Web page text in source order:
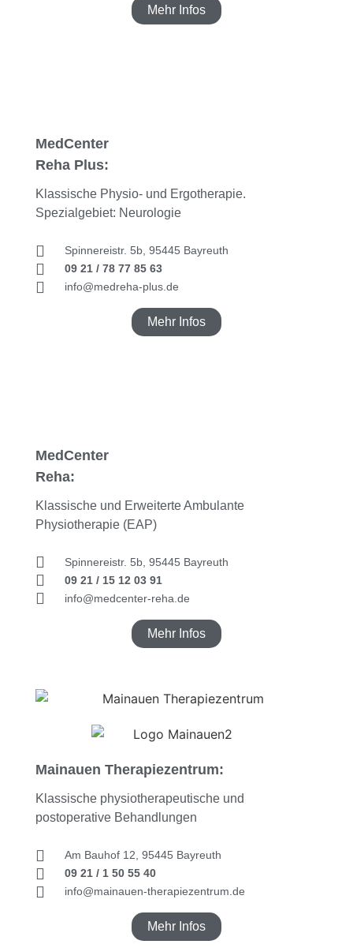
Mehr Infos
MedCenter
Reha Plus:
Klassische Physio- und Ergotherapie.
Spezialgebiet: Neurologie
Spinnereistr. 5b, 95445 Bayreuth
09 21 / 78 77 85 63
info@medreha-plus.de
Mehr Infos
MedCenter
Reha:
Klassische und Erweiterte Ambulante
Physiotherapie (EAP)
Spinnereistr. 5b, 95445 Bayreuth
09 21 / 15 12 03 91
info@medcenter-reha.de
Mehr Infos
Mainauen Therapiezentrum:
Klassische physiotherapeutische und
postoperative Behandlungen
Am Bauhof 12, 95445 Bayreuth
09 21 / 1 50 55 40
info@mainauen-therapiezentrum.de
Mehr Infos